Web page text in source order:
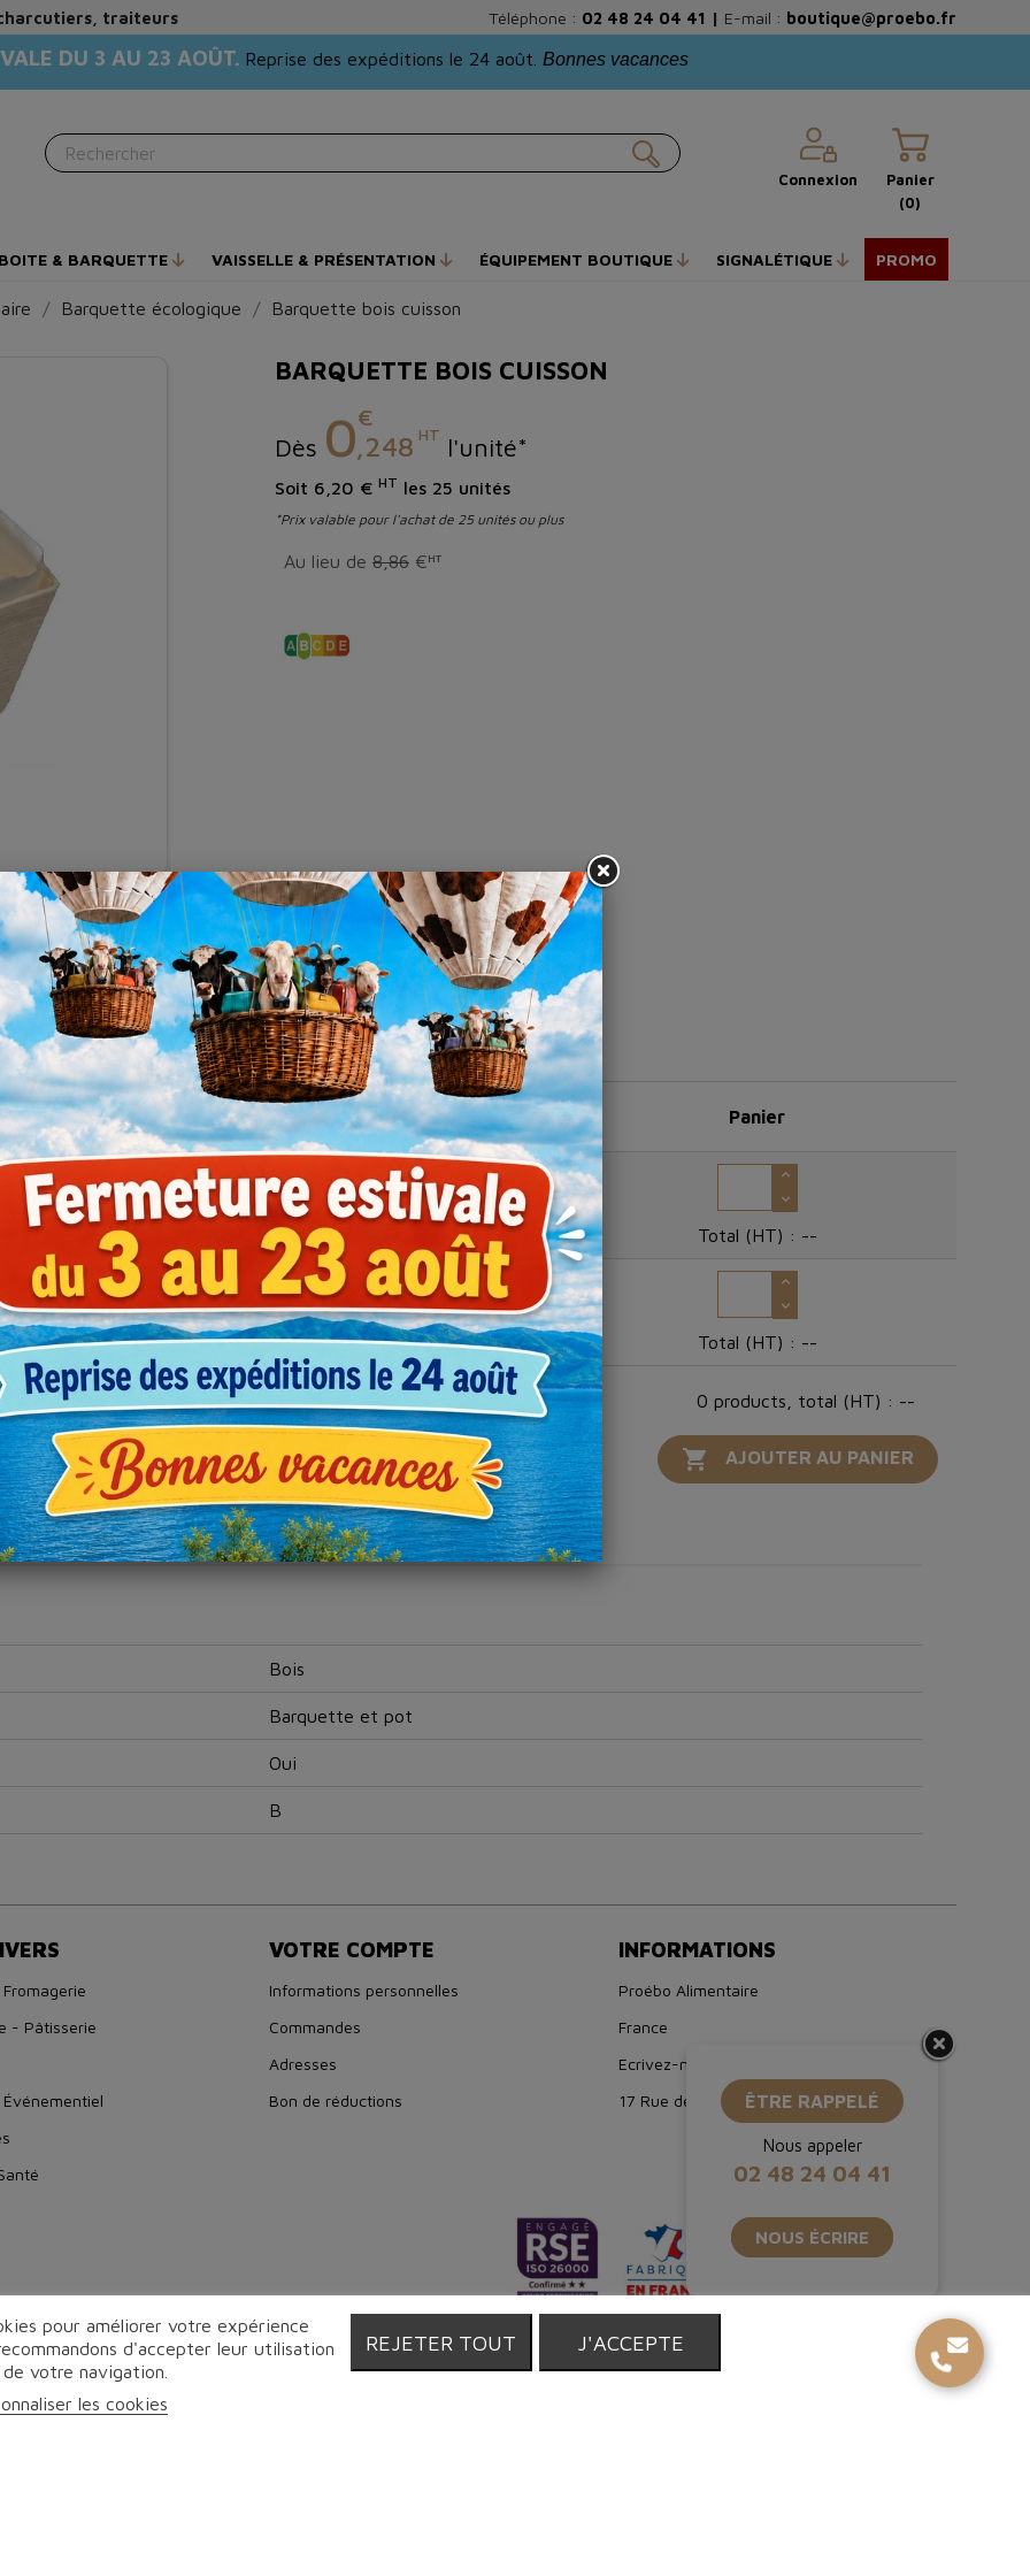
traiteurs Téléphone : 02 48 24 04 41 | E-mail : boutique@proebo.fr
DU 3 AU 23 AOÛT. Reprise des expéditions le 24 août. Bonnes vacances
Connexion
Panier
(0)
& BARQUETTE VAISSELLE & PRÉSENTATION ÉQUIPEMENT BOUTIQUE SIGNALÉTIQUE PROMO
Barquette écologique Barquette bois cuisson

BARQUETTE BOIS CUISSON
Dès 0€
,248 HT l'unité*
Soit 6,20 € HT les 25 unités
*Prix valable pour l'achat de 25 unités ou plus
Au lieu de 8,86 €HT
Référence
Prix
(prix HT)
Panier
BABO00050620
6,20 €
Total (HT) : --
BABO00050630
7,24 €
Total (HT) : --
0 products, total (HT) : --
 AJOUTER AU PANIER
Bois
Barquette et pot
Oui
B
- Pâtisserie
VOTRE COMPTE
Informations personnelles
Commandes
Adresses
Bon de réductions
INFORMATIONS
Proébo Alimentaire
France
Ecrivez-nous : boutique@proebo.fr
17 Rue de Strasbourg, 94150 Rungis
ÊTRE RAPPELÉ
Nous appeler
02 48 24 04 41
NOUS ÉCRIRE
pour améliorer votre expérience
d'accepter leur utilisation
votre navigation.
les cookies
REJETER TOUT J'ACCEPTE
Alimentaire - Boucherie Charcuterie Traiteur - 2026 | Tous droits réservés